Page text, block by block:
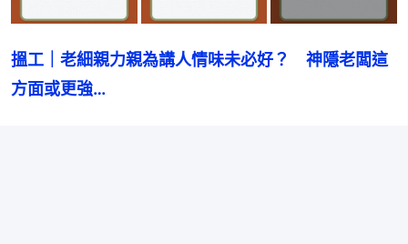
搵工｜老細親力親為講人情味未必好？　神隱老闆這
方面或更強…